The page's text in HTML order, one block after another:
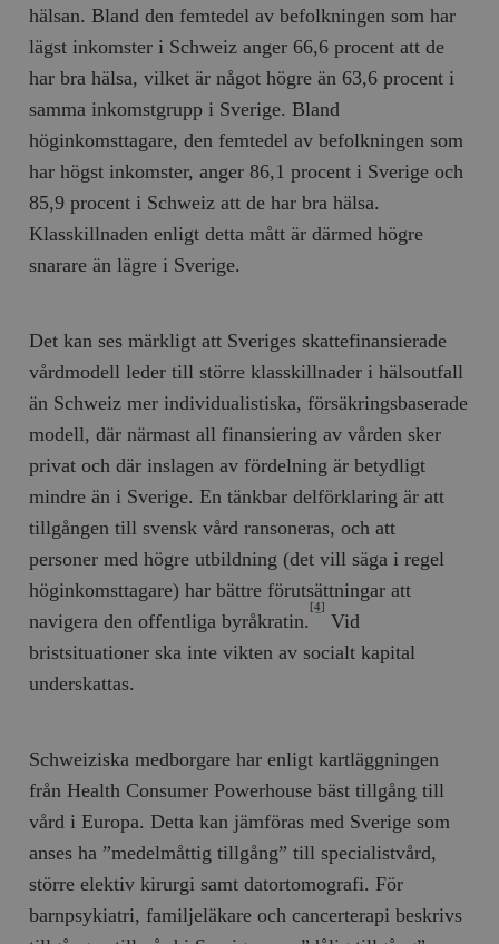
hälsan. Bland den femtedel av befolkningen som har
lägst inkomster i Schweiz anger 66,6 procent att de
har bra hälsa, vilket är något högre än 63,6 procent i
samma inkomstgrupp i Sverige. Bland
höginkomsttagare, den femtedel av befolkningen som
har högst inkomster, anger 86,1 procent i Sverige och
85,9 procent i Schweiz att de har bra hälsa.
Klasskillnaden enligt detta mått är därmed högre
snarare än lägre i Sverige.
Det kan ses märkligt att Sveriges skattefinansierade
vårdmodell leder till större klasskillnader i hälsoutfall
än Schweiz mer individualistiska, försäkringsbaserade
modell, där närmast all finansiering av vården sker
privat och där inslagen av fördelning är betydligt
mindre än i Sverige. En tänkbar delförklaring är att
tillgången till svensk vård ransoneras, och att
personer med högre utbildning (det vill säga i regel
höginkomsttagare) har bättre förutsättningar att
navigera den offentliga byråkratin.
[4]
Vid
bristsituationer ska inte vikten av socialt kapital
underskattas.
Schweiziska medborgare har enligt kartläggningen
från Health Consumer Powerhouse bäst tillgång till
vård i Europa. Detta kan jämföras med Sverige som
anses ha ”medelmåttig tillgång” till specialistvård,
större elektiv kirurgi samt datortomografi. För
barnpsykiatri, familjeläkare och cancerterapi beskrivs